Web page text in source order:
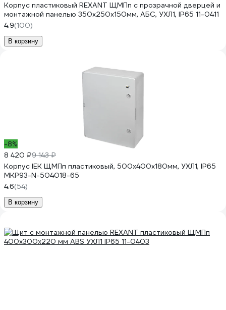
Корпус пластиковый REXANT ЩМПп с прозрачной дверцей и
монтажной панелью 350x250x150мм, АБС, УХЛ1, IP65 11-0411
4.9(100)
В корзину
-8%
8 420 ₽9 143 ₽
Корпус IEK ЩМПп пластиковый, 500х400х180мм, УХЛ1, IP65
MKP93-N-504018-65
4.6(54)
В корзину